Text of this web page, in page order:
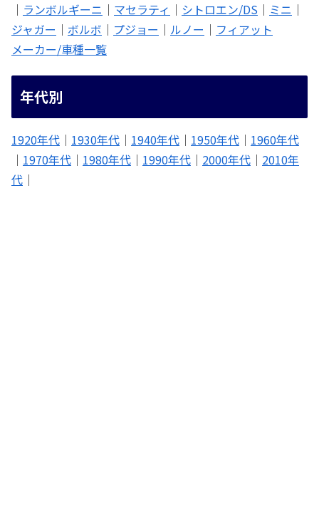
｜ ランボルギーニ ｜ マセラティ ｜ シトロエン/DS ｜ ミニ ｜
ジャガー ｜ ボルボ ｜ プジョー ｜ ルノー ｜ フィアット
メーカー/車種一覧
年代別
1920年代 ｜ 1930年代 ｜ 1940年代 ｜ 1950年代 ｜ 1960年代
｜ 1970年代 ｜ 1980年代 ｜ 1990年代 ｜ 2000年代 ｜ 2010年
代 ｜